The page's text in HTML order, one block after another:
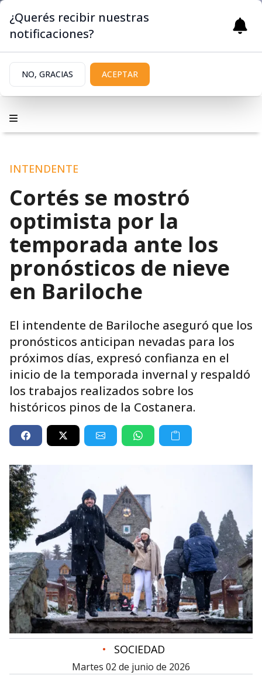
INTENDENTE
Cortés se mostró
optimista por la
temporada ante los
pronósticos de nieve
en Bariloche
El intendente de Bariloche aseguró que los
pronósticos anticipan nevadas para los
próximos días, expresó confianza en el
inicio de la temporada invernal y respaldó
los trabajos realizados sobre los
históricos pinos de la Costanera.
• SOCIEDAD
martes 02 de junio de 2026
¿Querés recibir nuestras
notificaciones?
NO, GRACIAS ACEPTAR